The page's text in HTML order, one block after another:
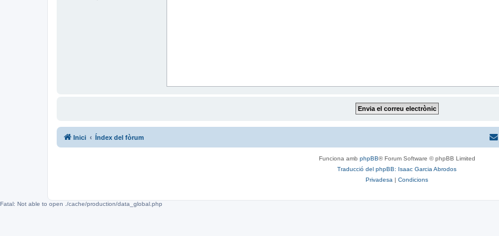
Inici Índex del fòrum
Funciona amb phpBB® Forum Software © phpBB Limited
Traducció del phpBB: Isaac Garcia Abrodos
Privadesa | Condicions
Fatal: Not able to open ./cache/production/data_global.php